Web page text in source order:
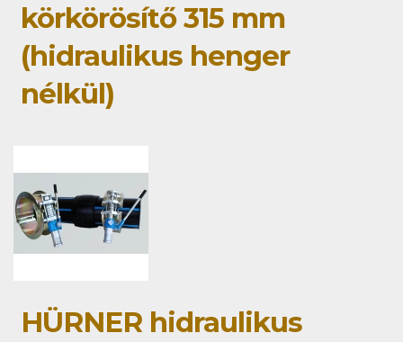
körkörösítő 315 mm
(hidraulikus henger
nélkül)
HÜRNER hidraulikus